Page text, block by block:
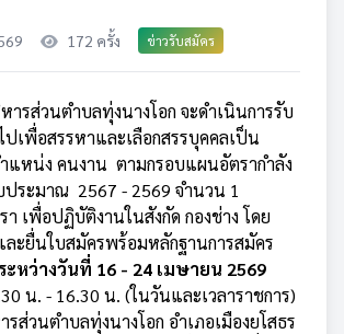
172 ครั้ง ข่าวรับสมัคร
รส่วนตำบลทุ่งนางโอก จะดำเนินการรับ
เพื่อสรรหาและเลือกสรรบุคคลเป็น
แหน่ง คนงาน ตามกรอบแผนอัตรากำลัง
ระมาณ 2567 - 2569 จำนวน 1
เพื่อปฏิบัติงานในสังกัด กองช่าง โดย
ะยื่นใบสมัครพร้อมหลักฐานการสมัคร
ะหว่างวันที่ 16 - 24 เมษายน 2569
น. - 16.30 น. (ในวันและเวลาราชการ)
ส่วนตำบลทุ่งนางโอก อำเภอเมืองยโสธร